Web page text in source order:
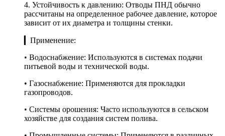
4. Устойчивость к давлению: Отводы ПНД обычно
рассчитаны на определенное рабочее давление, которое
зависит от их диаметра и толщины стенки.
▎Применение:
• Водоснабжение: Используются в системах подачи
питьевой воды и технической воды.
• Газоснабжение: Применяются для прокладки
газопроводов.
• Системы орошения: Часто используются в сельском
хозяйстве для создания систем полива.